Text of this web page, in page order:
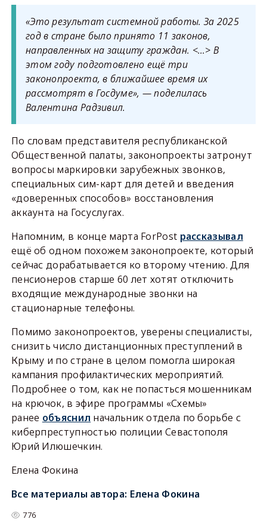
«Это результат системной работы. За 2025
год в стране было принято 11 законов,
направленных на защиту граждан. <…> В
этом году подготовлено ещё три
законопроекта, в ближайшее время их
рассмотрят в Госдуме», — поделилась
Валентина Радзивил.
По словам представителя республиканской
Общественной палаты, законопроекты затронут
вопросы маркировки зарубежных звонков,
специальных сим-карт для детей и введения
«доверенных способов» восстановления
аккаунта на Госуслугах.
Напомним, в конце марта ForPost рассказывал
ещё об одном похожем законопроекте, который
сейчас дорабатывается ко второму чтению. Для
пенсионеров старше 60 лет хотят отключить
входящие международные звонки на
стационарные телефоны.
Помимо законопроектов, уверены специалисты,
снизить число дистанционных преступлений в
Крыму и по стране в целом помогла широкая
кампания профилактических мероприятий.
Подробнее о том, как не попасться мошенникам
на крючок, в эфире программы «Схемы»
ранее объяснил начальник отдела по борьбе с
киберпреступностью полиции Севастополя
Юрий Илюшечкин.
Елена Фокина
Все материалы автора: Елена Фокина
776